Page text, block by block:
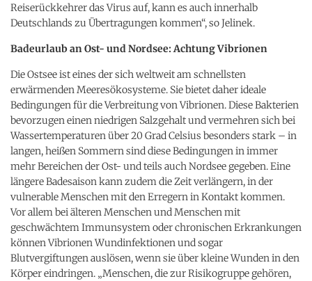
Reiserückkehrer das Virus auf, kann es auch innerhalb
Deutschlands zu Übertragungen kommen“, so Jelinek.
Badeurlaub an Ost- und Nordsee: Achtung Vibrionen
Die Ostsee ist eines der sich weltweit am schnellsten
erwärmenden Meeresökosysteme. Sie bietet daher ideale
Bedingungen für die Verbreitung von Vibrionen. Diese Bakterien
bevorzugen einen niedrigen Salzgehalt und vermehren sich bei
Wassertemperaturen über 20 Grad Celsius besonders stark – in
langen, heißen Sommern sind diese Bedingungen in immer
mehr Bereichen der Ost- und teils auch Nordsee gegeben. Eine
längere Badesaison kann zudem die Zeit verlängern, in der
vulnerable Menschen mit den Erregern in Kontakt kommen.
Vor allem bei älteren Menschen und Menschen mit
geschwächtem Immunsystem oder chronischen Erkrankungen
können Vibrionen Wundinfektionen und sogar
Blutvergiftungen auslösen, wenn sie über kleine Wunden in den
Körper eindringen. „Menschen, die zur Risikogruppe gehören,